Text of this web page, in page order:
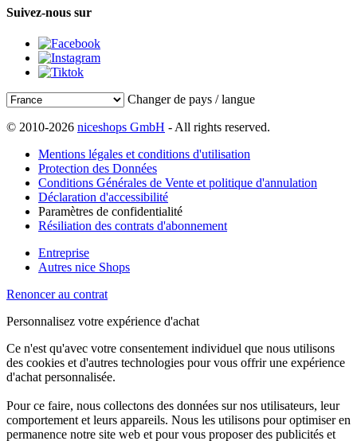
Suivez-nous sur
Changer de pays / langue
© 2010-2026 niceshops GmbH - All rights reserved.
Mentions légales et conditions d'utilisation
Protection des Données
Conditions Générales de Vente et politique d'annulation
Déclaration d'accessibilité
Paramètres de confidentialité
Résiliation des contrats d'abonnement
Entreprise
Autres nice Shops
Renoncer au contrat
Personnalisez votre expérience d'achat
Ce n'est qu'avec votre consentement individuel que nous utilisons
des cookies et d'autres technologies pour vous offrir une expérience
d'achat personnalisée.
Pour ce faire, nous collectons des données sur nos utilisateurs, leur
comportement et leurs appareils. Nous les utilisons pour optimiser en
permanence notre site web et pour vous proposer des publicités et